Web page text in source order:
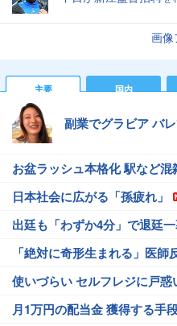
画像
主要 国内
副業でグラビア バ
お盆ラッシュ本格化 駅など混
日本社会に広がる「孫疲れ」
出廷も「わずか4分」で退廷
「絶対に奇形生まれる」医師
使いづらい セルフレジに戸惑
月1万円の配当金 獲得する手